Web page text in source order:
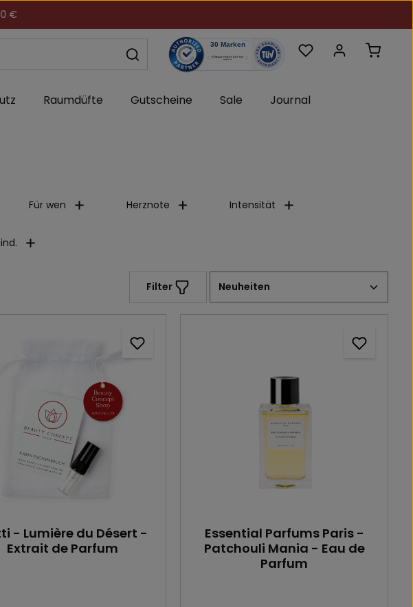
€
Du hast 0 Produkte
Raumdüfte Gutscheine Sale Journal
Für wen Herznote Intensität
Filter
- Lumière du Désert -
Extrait de Parfum
Essential Parfums Paris -
Patchouli Mania - Eau de
Parfum